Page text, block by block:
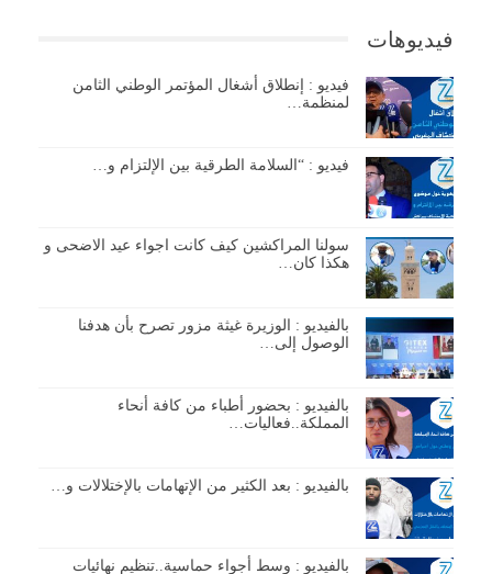
فيديوهات
فيديو : إنطلاق أشغال المؤتمر الوطني الثامن
لمنظمة…
فيديو : “السلامة الطرقية بين الإلتزام و…
سولنا المراكشين كيف كانت اجواء عيد الاضحى و
هكذا كان…
بالفيديو : الوزيرة غيثة مزور تصرح بأن هدفنا
الوصول إلى…
بالفيديو : بحضور أطباء من كافة أنحاء
المملكة..فعاليات…
بالفيديو : بعد الكثير من الإتهامات بالإختلالات و…
بالفيديو : وسط أجواء حماسية..تنظيم نهائيات